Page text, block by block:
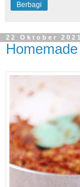
Berbagi
22 Oktober 2021